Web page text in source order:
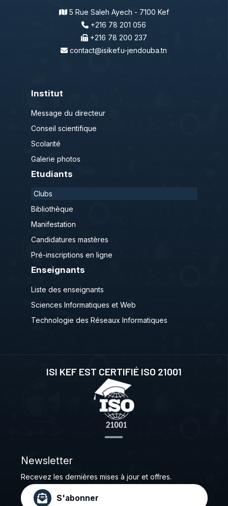
5 Rue Saleh Ayech - 7100 Kef
+216 78 201 056
+216 78 200 237
contact@isikef.u-jendouba.tn
Institut
Message du directeur
Conseil scientifique
Scolarité
Galerie photos
Etudiants
Clubs
Bibliothèque
Manifestation
Candidatures mastères
Pré-inscriptions en ligne
Enseignants
Liste des enseignants
Sciences Informatiques et Web
Technologie des Réseaux Informatiques
ISI KEF EST CERTIFIÉ ISO 21001
Newsletter
Recevez les dernières mises à jour et offres.
S'abonner